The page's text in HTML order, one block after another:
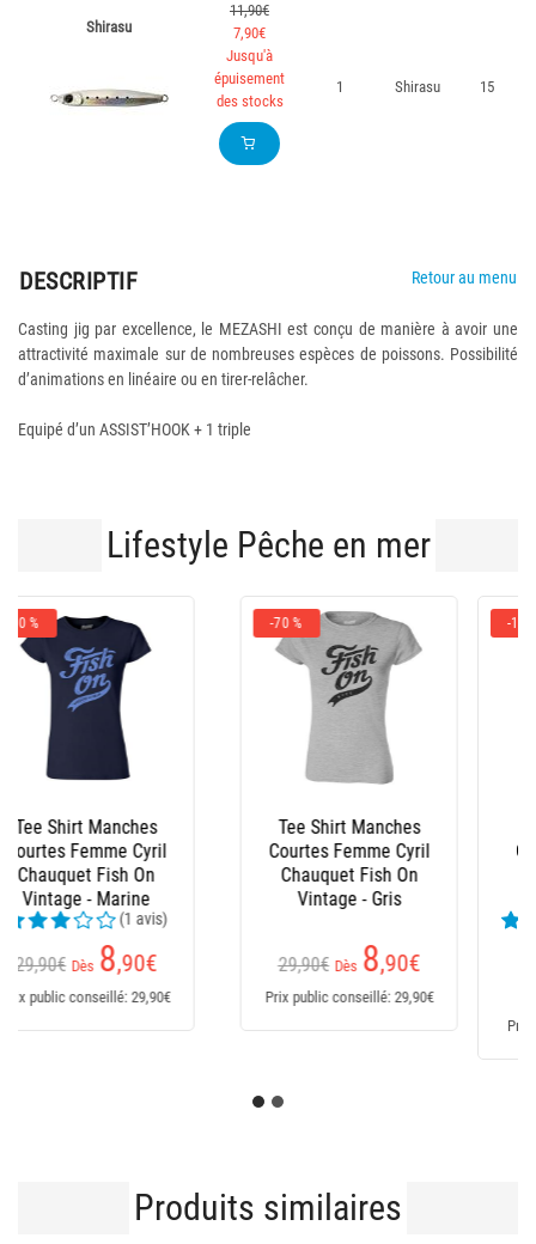
Shirasu
11,90€
7,90€
Jusqu'à
épuisement
des stocks
1 Shirasu 15
DESCRIPTIF Retour au menu
Casting jig par excellence, le MEZASHI est conçu de manière à avoir une
attractivité maximale sur de nombreuses espèces de poissons. Possibilité
d’animations en linéaire ou en tirer-relâcher.
Equipé d’un ASSIST’HOOK + 1 triple
Lifestyle Pêche en mer
-10 %
Bottes Homme Le
Chameau - Marine
(24 avis)
169,95€
151,95
Prix public conseillé: 170€
Salopette Xm Ocean
235
Prix public conseillé: 235€
Produits similaires